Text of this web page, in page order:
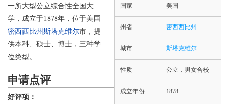
国家 美国
州省 密西西比州
城市 斯塔克维尔
性质 公立，男女合校
成立年份 1878
一所大型公立综合性全国大
学，成立于1878年，位于美国
密西西比州斯塔克维尔市，提
供本科、硕士、博士，三种学
位类型。
申请点评
好评项：